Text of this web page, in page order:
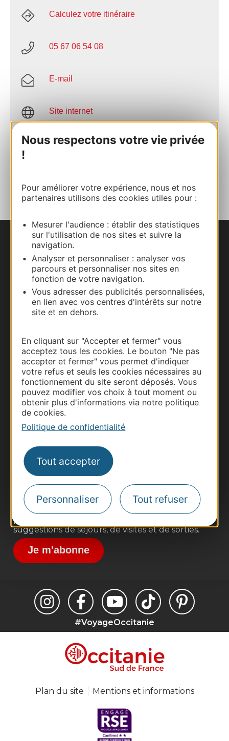
Nous respectons votre vie privée
!
Pour améliorer votre expérience, nous et nos
partenaires utilisons des cookies utiles pour :
Mesurer l'audience : établir des statistiques
sur l'utilisation de nos sites et suivre la
navigation.
Analyser et personnaliser : analyser vos
parcours et personnaliser nos sites en
fonction de votre navigation.
Vous adresser des publicités personnalisées,
en lien avec vos centres d'intérêts sur notre
site et en dehors.
En cliquant sur "Accepter et fermer" vous
acceptez tous les cookies. Le bouton "Ne pas
accepter et fermer" vous permet d'indiquer
votre refus et seuls les cookies nécessaires au
fonctionnement du site seront déposés. Vous
pouvez modifier vos choix à tout moment ou
obtenir plus d'informations via notre politique
de cookies.
Politique de confidentialité
Tout accepter
Personnaliser Tout refuser
Calculez votre itinéraire
05 67 06 54 08
E-mail
Site internet
Facebook
Nous contacter
Carte interactive
Documentation
Thermalisme
Business/Mice
Pros d'Occitanie
Site presse et d'influence
Voyagistes
Destination Sport
Inscrivez-vous à la lettre d'information
Destination Occitanie pour recevoir des
suggestions de séjours, de visites et de sorties.
Je m'abonne
#VoyageOccitanie
Plan du site Mentions et informations